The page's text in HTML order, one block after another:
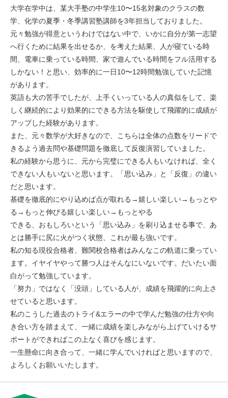
大学在学中は、某大手塾の中学生10〜15名対象のクラスの数
学、化学の夏季・冬季講習塾講師を3年担当しておりました。
元々勉強が得意というわけではない中で、いかに自分が第一志望
へ行くために結果を出せるか、を考えた結果、人が寝ている時
間、電車に乗っている時間、家で遊んでいる時間をフル活用する
しかない！と思い、効率的に一日10〜12時間勉強していた記憶
があります。
英語も大の苦手でしたが、上手くいっている人の真似をして、楽
しく継続的により効果的にできる方法を駆使して飛躍的に成績が
アップした経験があります。
また、元々数学が大好きなので、こちらは全体の点数をリードで
きるよう過去問や基礎問題を徹底して反復演習していました。
私の経験から思うに、元から完璧にできる人もいなければ、全く
できない人もいないと思います。「思い込み」と「反復」の違い
だと思います。
基礎を徹底的にやり込めば点が取れる→嬉しい楽しい→もっとや
る→もっと伸びる嬉しい楽しい→もっとやる
できる、おもしろいという「思い込み」を刷り込ませる事で、あ
とは勝手に尻に火がつく状態、これが最も強いです。
私の知る現役合格者、難関校合格者はみんなこの軌道に乗ってい
ます。イヤイヤやって勝つ人はそんなにいないです。だいたい面
白がって勉強しています。
「努力」ではなく「没頭」している人が、成績を飛躍的に向上さ
せていると思います。
私のこうした過去のトライ&エラーの中で学んだ勉強の仕方や向
き合い方を踏まえて、一緒に成績を楽しみながら上げていけるサ
ポートができればこの上なく喜びを感じます。
一生懸命に向き合って、一緒に学んでいければと思いますので、
よろしくお願いいたします。